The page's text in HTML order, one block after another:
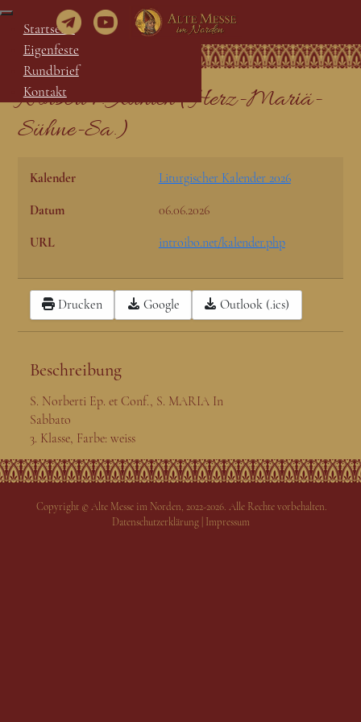
Startseite
Eigenfeste
Rundbrief
Kontakt
Norbert v. Xanten (Herz-Mariä-
Sühne-Sa.)
Kalender Liturgischer Kalender 2026
Datum 06.06.2026
URL introibo.net/kalender.php
Drucken Google Outlook (.ics)
Beschreibung
S. Norberti Ep. et Conf., S. MARIA In
Sabbato
3. Klasse, Farbe: weiss
Copyright © Alte Messe im Norden, 2022-2026. Alle Rechte vorbehalten.
Datenschutzerklärung| Impressum